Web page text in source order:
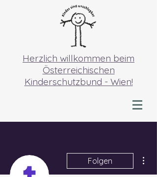
Herzlich willkommen beim
Österreichischen
Kinderschutzbund - Wien!
Folgen